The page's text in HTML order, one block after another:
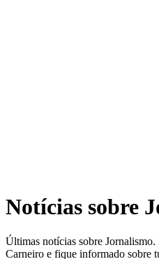
Notícias sobre
Últimas notícias sobre
Carneiro e fique informado sobre